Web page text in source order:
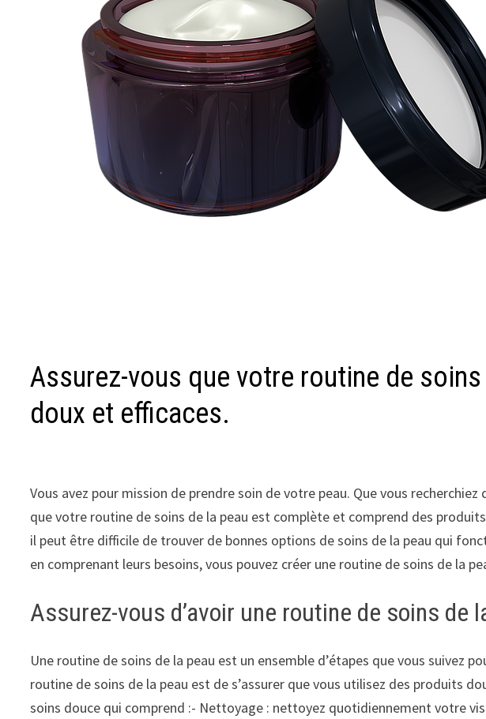
Assurez-vous que votre routine de
doux et efficaces.
Vous avez pour mission de prendre soin de votre peau. Que vous
que votre routine de soins de la peau est complète et comprend des
il peut être difficile de trouver de bonnes options de soins de la peau qui
en comprenant leurs besoins, vous pouvez créer une routine de soins de la
Assurez-vous d’avoir une routine de soins
Une routine de soins de la peau est un ensemble d’étapes que vous suivez
routine de soins de la peau est de s’assurer que vous utilisez des produits
soins douce qui comprend :- Nettoyage : nettoyez quotidiennement votre